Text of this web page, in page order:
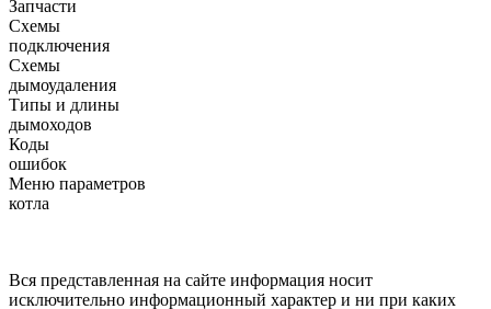
Запчасти
Схемы
подключения
Схемы
дымоудаления
Типы и длины
дымоходов
Коды
ошибок
Меню параметров
котла
Вся представленная на сайте информация носит
исключительно информационный характер и ни при каких